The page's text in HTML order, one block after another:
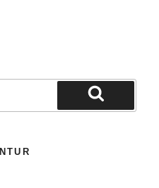
Suchen